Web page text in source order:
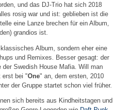
und das DJ-Trio hat sich 2018
rosig war und ist: geblieben ist die
eine Lanze brechen für ein Album,
grandios ist.
Album, sondern eher eine
und Remixes. Besser gesagt: der
Swedish House Mafia. Will man
erst bei "One" an, dem ersten, 2010
der Gruppe startet schon viel früher.
sich bereits aus Kindheitstagen und